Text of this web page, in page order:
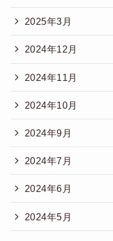
2025年3月
2024年12月
2024年11月
2024年10月
2024年9月
2024年7月
2024年6月
2024年5月